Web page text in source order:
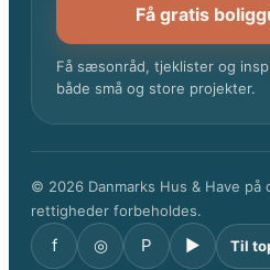
Få gratis
Få sæsonråd, tjeklister og
både små og store projekter.
© 2026 Danmarks Hus & Have på
rettigheder forbeholdes.
f ◎ P ▶ Til